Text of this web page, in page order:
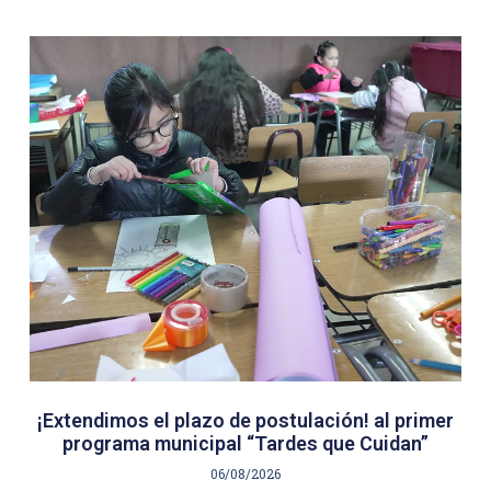
¡Extendimos el plazo de postulación! al primer
programa municipal “Tardes que Cuidan”
06/08/2026